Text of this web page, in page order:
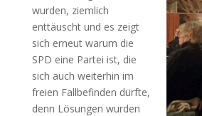
wurden, ziemlich
enttäuscht und es zeigt
sich erneut warum die
SPD eine Partei ist, die
sich auch weiterhin im
freien Fallbefinden dürfte,
denn Lösungen wurden